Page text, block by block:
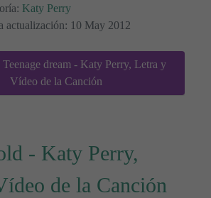
Katy Perry
actualización: 10 May 2012
Teenage dream - Katy Perry, Letra y
Vídeo de la Canción
- Katy Perry,
de la Canción